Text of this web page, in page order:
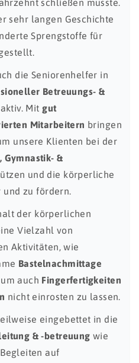
schließen musste.
sehr langen Geschichte
Sprengstoffe für
die Seniorenhelfer in
Betreuungs- &
aktiv. Mitgut
Mitarbeitern bringen
unsere Klienten bei der
Gymnastik- &
und die körperliche
und zu fördern.
der körperlichen
Vielzahl von
Aktivitäten, wie
Bastelnachmittage
um auch Fingerfertigkeiten
nicht einrosten zu lassen.
eingebettet in die
& -betreuung wie
auf